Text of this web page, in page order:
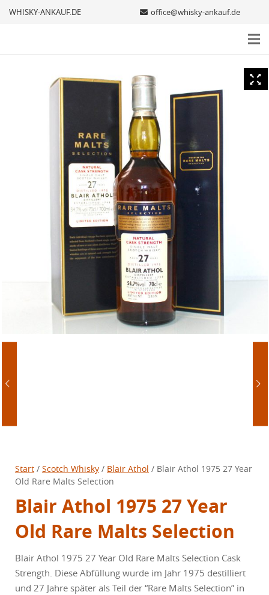
WHISKY-ANKAUF.DE office@whisky-ankauf.de
Start / Scotch Whisky / Blair Athol / Blair Athol 1975 27 Year
Old Rare Malts Selection
Blair Athol 1975 27 Year
Old Rare Malts Selection
Blair Athol 1975 27 Year Old Rare Malts Selection Cask
Strength. Diese Abfüllung wurde im Jahr 1975 destilliert
und 27 Jahre später als Teil der “Rare Malts Selection” in